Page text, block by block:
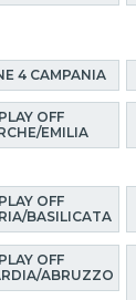
4 CAMPANIA
PLAY OFF
EMILIA
PLAY OFF
BASILICATA
PLAY OFF
ABRUZZO